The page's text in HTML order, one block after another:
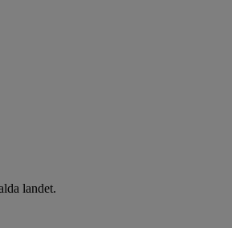
landet.